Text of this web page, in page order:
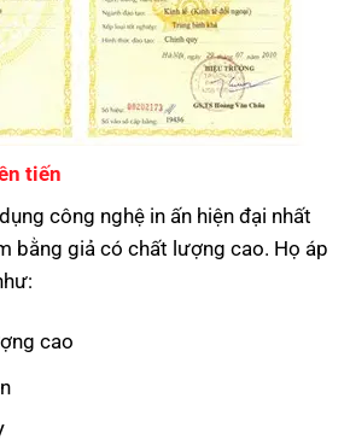
tiến
công nghệ in ấn hiện đại nhất
bằng giả có chất lượng cao. Họ áp
cao